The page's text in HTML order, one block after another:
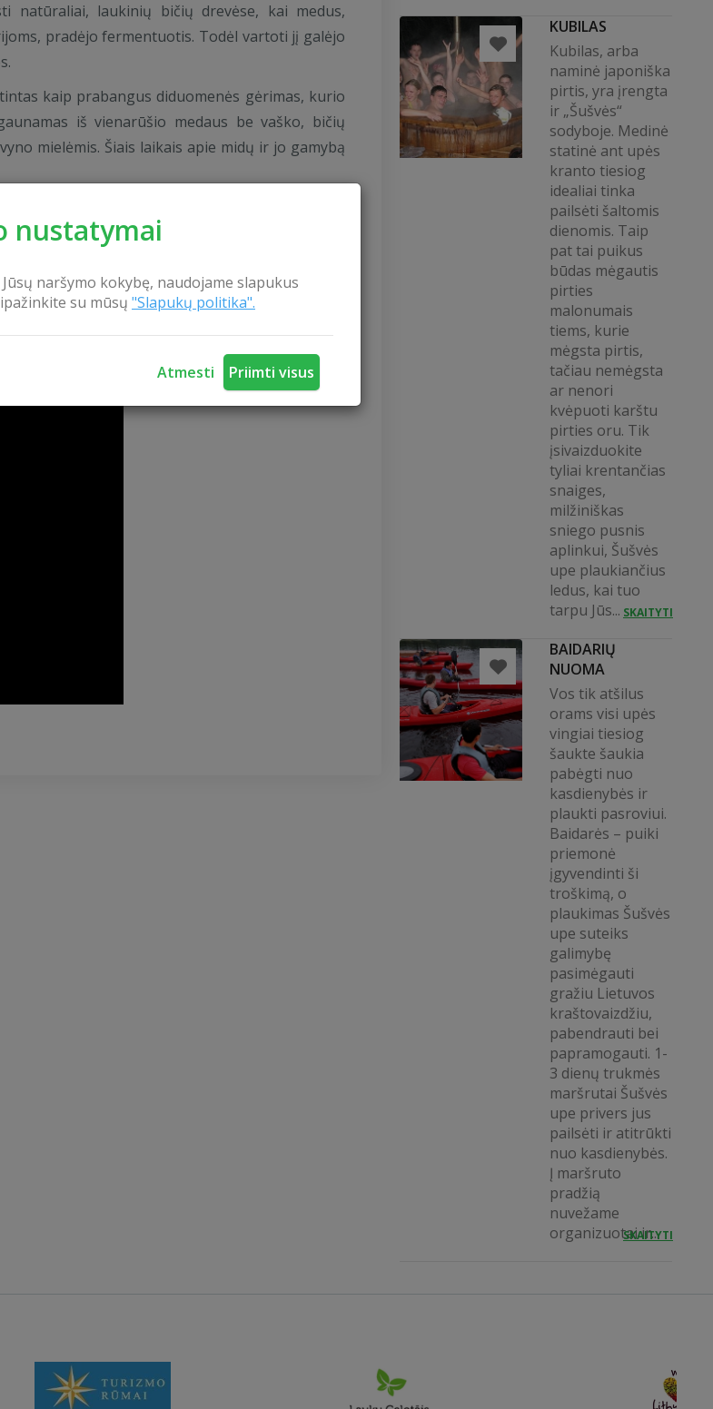
nustatymai
naršymo kokybę, naudojame slapukus
su mūsų "Slapukų politika".
Atmesti Priimti visus
natūraliai, laukinių bičių drevėse, kai medus,
pradėjo fermentuotis. Todėl vartoti jį galėjo
kaip prabangus diduomenės gėrimas, kurio
iš vienarūšio medaus be vaško, bičių
mielėmis. Šiais laikais apie midų ir jo gamybą
„MIDAUS UPĖS TEKĖJO…“ bei siūlo Jums
gamybos ypatumais. Jos metu Jūs:
KUBILAS
Kubilas, arba
naminė japoniška
pirtis, yra įrengta
ir „Šušvės“
sodyboje. Medinė
statinė ant upės
kranto tiesiog
idealiai tinka
pailsėti šaltomis
dienomis. Taip
pat tai puikus
būdas mėgautis
pirties
malonumais
tiems, kurie
mėgsta pirtis,
tačiau nemėgsta
ar nenori
kvėpuoti karštu
pirties oru. Tik
įsivaizduokite
tyliai krentančias
snaiges,
milžiniškas
sniego pusnis
aplinkui, Šušvės
upe plaukiančius
ledus, kai tuo
tarpu Jūs... SKAITYTI
BAIDARIŲ
NUOMA
Vos tik atšilus
orams visi upės
vingiai tiesiog
šaukte šaukia
pabėgti nuo
kasdienybės ir
plaukti pasroviui.
Baidarės – puiki
priemonė
įgyvendinti ši
troškimą, o
plaukimas Šušvės
upe suteiks
galimybę
pasimėgauti
gražiu Lietuvos
kraštovaizdžiu,
pabendrauti bei
papramogauti. 1-
3 dienų trukmės
maršrutai Šušvės
upe privers jus
pailsėti ir atitrūkti
nuo kasdienybės.
Į maršruto
pradžią
nuvežame
organizuotai ir...
SKAITYTI